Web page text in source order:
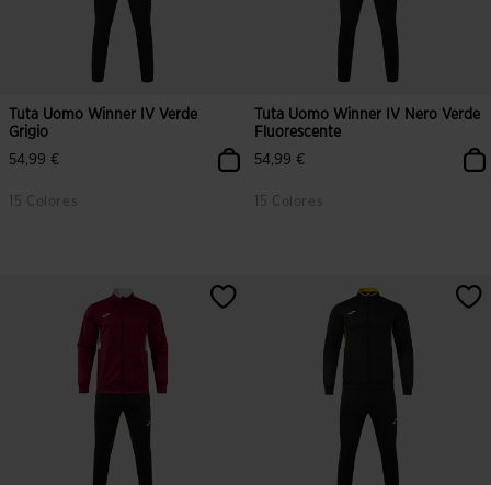
Tuta Uomo Winner IV Verde
Grigio
54,99 €
15 Colores
4,7 su 5 valutazione dei clienti
Tuta Uomo Winner IV Nero Verde
Fluorescente
54,99 €
15 Colores
5 su 5 valutazione dei clienti